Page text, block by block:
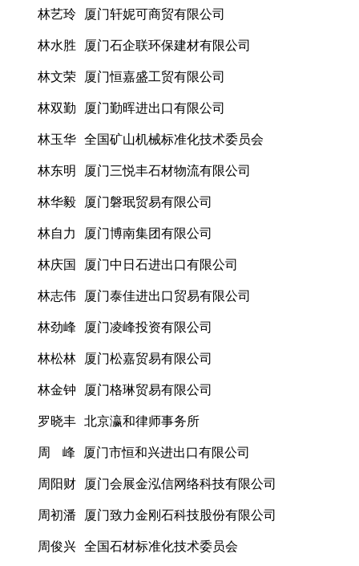
林艺玲 厦门轩妮可商贸有限公司
林水胜 厦门石企联环保建材有限公司
林文荣 厦门恒嘉盛工贸有限公司
林双勤 厦门勤晖进出口有限公司
林玉华 全国矿山机械标准化技术委员会
林东明 厦门三悦丰石材物流有限公司
林华毅 厦门磐珉贸易有限公司
林自力 厦门博南集团有限公司
林庆国 厦门中日石进出口有限公司
林志伟 厦门泰佳进出口贸易有限公司
林劲峰 厦门凌峰投资有限公司
林松林 厦门松嘉贸易有限公司
林金钟 厦门格琳贸易有限公司
罗晓丰 北京瀛和律师事务所
周 峰 厦门市恒和兴进出口有限公司
周阳财 厦门会展金泓信网络科技有限公司
周初潘 厦门致力金刚石科技股份有限公司
周俊兴 全国石材标准化技术委员会